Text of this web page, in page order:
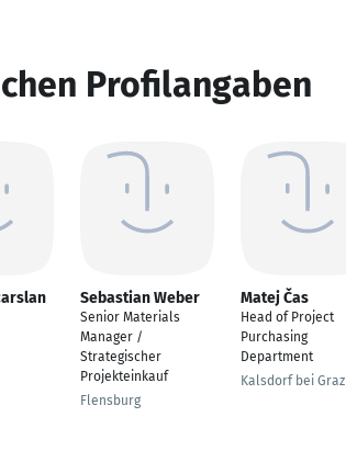
Profilangaben
Sebastian Weber
Senior Materials
Manager /
Strategischer
Projekteinkauf
Flensburg
Matej Čas
Head of Project
Purchasing
Department
Kalsdorf bei Graz